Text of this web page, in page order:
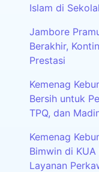
Islam di
Jambore
Berakhir,
Prestasi
Kemenag
Bersih untuk
TPQ, dan
Kemenag
Bimwin di
Layanan